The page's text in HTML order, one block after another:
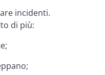
incidenti.
di più: